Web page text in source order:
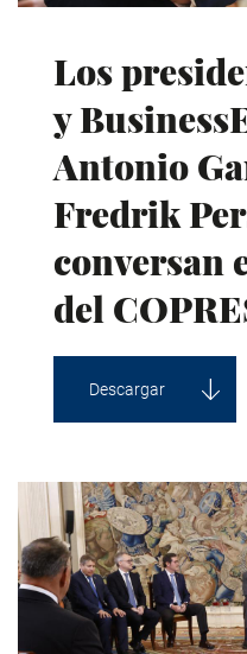
Los
y
Antonio
Fredrik
conversan
del
Descargar